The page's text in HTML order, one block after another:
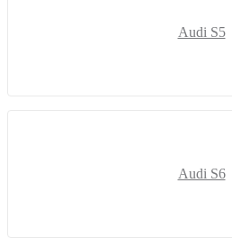
Audi S5
Audi S6